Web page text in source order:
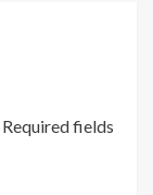
Required fields